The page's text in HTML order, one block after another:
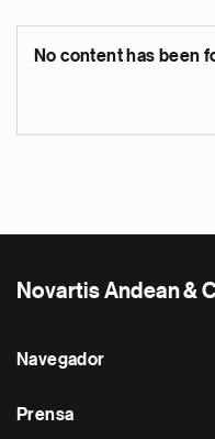
No content has been
Novartis Andean &
Navegador
Prensa